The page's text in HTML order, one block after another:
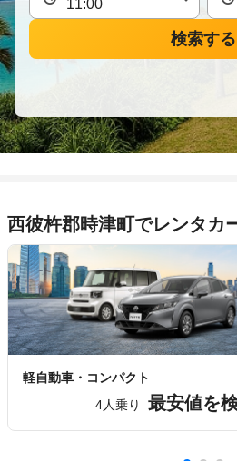
検索する
西彼杵郡時津町でレンタカ
軽自動車・コンパクト
4人乗り
最安値を